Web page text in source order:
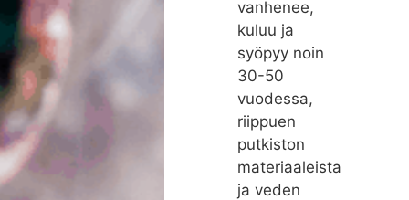
vanhenee,
kuluu ja
syöpyy noin
30-50
vuodessa,
riippuen
putkiston
materiaaleista
ja veden